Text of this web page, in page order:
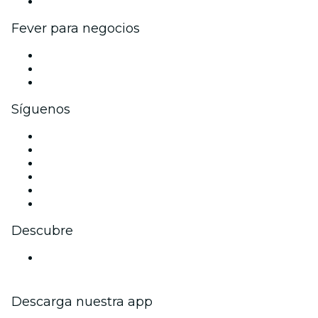
Fever para negocios
Síguenos
Descubre
Descarga nuestra app